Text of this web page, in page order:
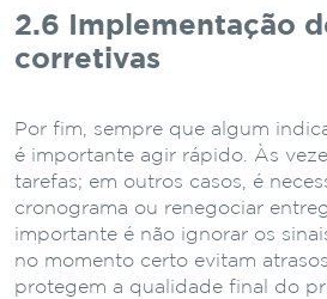
2.6 Implementação
corretivas
Por fim, sempre que algum
é importante agir rápido. Às
tarefas; em outros casos, é
cronograma ou renegociar
importante é não ignorar os
no momento certo evitam
protegem a qualidade final do